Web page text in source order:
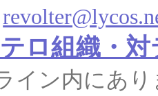
ロ組織・
イン内にあり